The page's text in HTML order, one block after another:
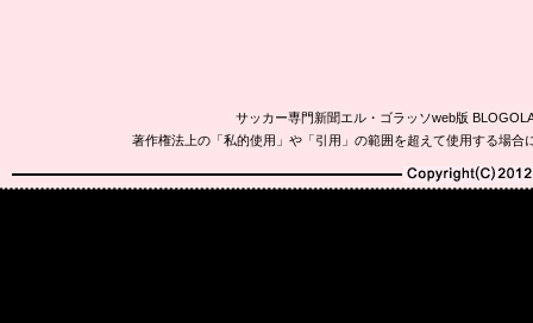
サッカー専門新聞エル・ゴラッソweb版
著作権法上の「私的使用」や「引用」の範囲を超えて使用する場
Copyright(C)2010-